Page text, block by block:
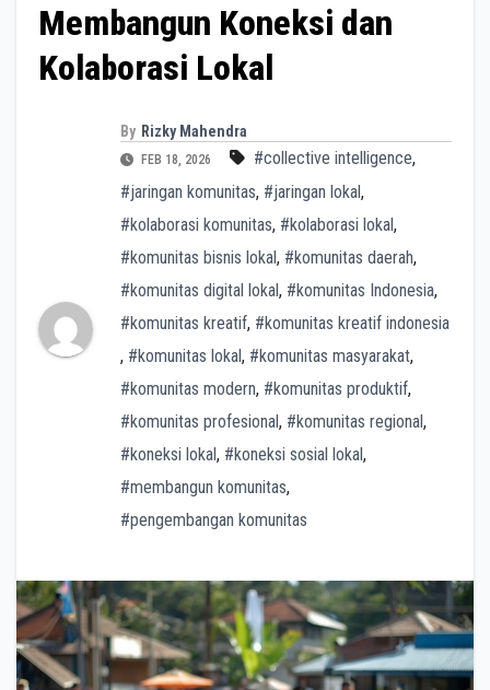
Membangun Koneksi dan
Kolaborasi Lokal
By Rizky Mahendra
FEB 18, 2026 #collective intelligence,
#jaringan komunitas, #jaringan lokal,
#kolaborasi komunitas, #kolaborasi lokal,
#komunitas bisnis lokal, #komunitas daerah,
#komunitas digital lokal, #komunitas Indonesia,
#komunitas kreatif, #komunitas kreatif indonesia
, #komunitas lokal, #komunitas masyarakat,
#komunitas modern, #komunitas produktif,
#komunitas profesional, #komunitas regional,
#koneksi lokal, #koneksi sosial lokal,
#membangun komunitas,
#pengembangan komunitas